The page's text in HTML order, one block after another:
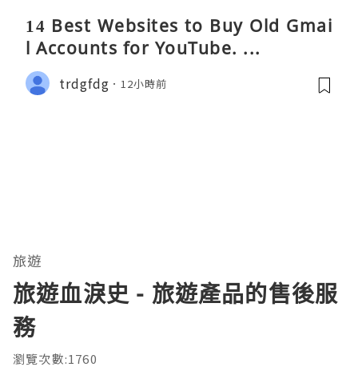
14 Best Websites to Buy Old Gmai
l Accounts for YouTube. ...
trdgfdg 12小時前
旅遊
旅遊血淚史 - 旅遊產品的售後服
務
瀏覽次數:1760